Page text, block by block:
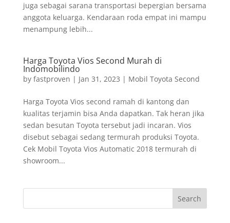
juga sebagai sarana transportasi bepergian bersama
anggota keluarga. Kendaraan roda empat ini mampu
menampung lebih...
Harga Toyota Vios Second Murah di
Indomobilindo
by fastproven | Jan 31, 2023 | Mobil Toyota Second
Harga Toyota Vios second ramah di kantong dan
kualitas terjamin bisa Anda dapatkan. Tak heran jika
sedan besutan Toyota tersebut jadi incaran. Vios
disebut sebagai sedang termurah produksi Toyota.
Cek Mobil Toyota Vios Automatic 2018 termurah di
showroom...
Search